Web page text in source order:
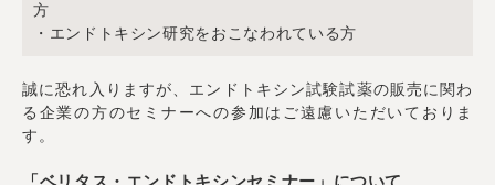
方
・エンドトキシン研究をおこなわれている方
誠に恐れ入りますが、エンドトキシン試験試薬の販売に関わ
る企業の方のセミナーへの参加はご遠慮いただいておりま
す。
「ベリタス・エンドトキシンセミナー」について